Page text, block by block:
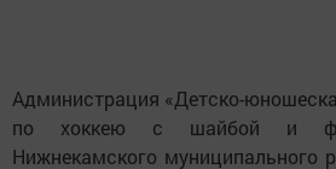
Администрация «Детско-
по хоккею с шайбой и
Нижнекамского муниципального